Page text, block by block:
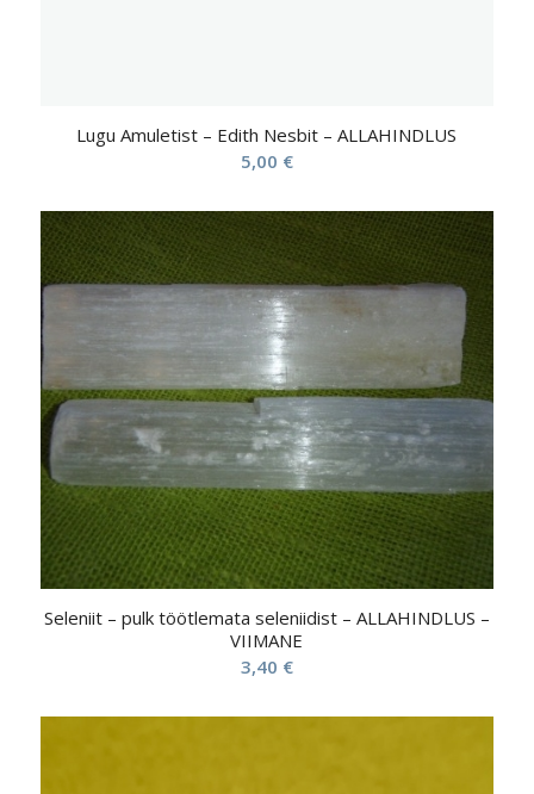
Lugu Amuletist – Edith Nesbit – ALLAHINDLUS
5,00 €
Seleniit – pulk töötlemata seleniidist – ALLAHINDLUS –
VIIMANE
3,40 €